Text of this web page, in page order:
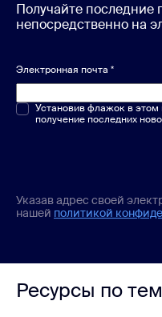
Получайте последние
непосредственно на
Электронная почта *
Один или несколько
Установив флажок в этом
получение последних
Указав адрес своей
нашей политикой
Ресурсы по